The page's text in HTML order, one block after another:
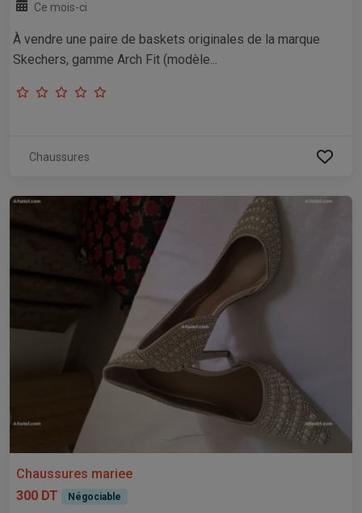
Ce mois-ci
À vendre une paire de baskets originales de la marque
Skechers, gamme Arch Fit (modèle...
Chaussures
Chaussures mariee
300 DT
Négociable